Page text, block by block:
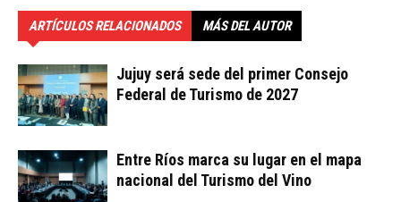
ARTÍCULOS RELACIONADOS MÁS DEL AUTOR
Jujuy será sede del primer Consejo
Federal de Turismo de 2027
Entre Ríos marca su lugar en el mapa
nacional del Turismo del Vino